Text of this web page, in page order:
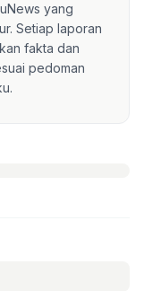
yang
Setiap laporan
fakta dan
pedoman